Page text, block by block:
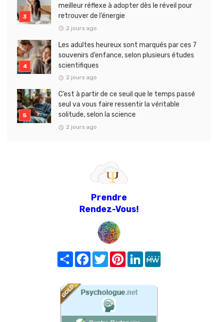
meilleur réflexe à adopter dès le réveil pour
retrouver de l’énergie
2 jours ago
Les adultes heureux sont marqués par ces 7
souvenirs d’enfance, selon plusieurs études
scientifiques
2 jours ago
C’est à partir de ce seuil que le temps passé
seul va vous faire ressentir la véritable
solitude, selon la science
2 jours ago
Prendre
Rendez-Vous!
Share FacebookTwitterPinterest
LinkedIn